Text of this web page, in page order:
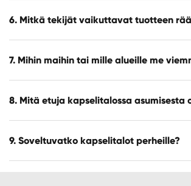
6. Mitkä tekijät vaikuttavat tuotteen
7. Mihin maihin tai mille alueille me
8. Mitä etuja kapselitalossa asumisesta
9. Soveltuvatko kapselitalot perheille?